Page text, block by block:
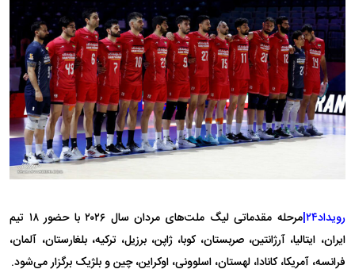
رویداد۲۴|
مرحله مقدماتی لیگ ملت‌های مردان سال ۲۰۲۶ با حضور ۱۸ تیم
ایران، ایتالیا، آرژانتین، صربستان، کوبا، ژاپن، برزیل، ترکیه، بلغارستان، آلمان،
فرانسه، آمریکا، کانادا، لهستان، اسلوونی، اوکراین، چین و بلژیک برگزار می‌شود.